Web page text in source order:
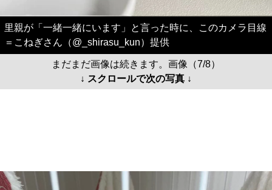
里親が「一緒一緒にいます」と言った時に、このカメラ目線
＝こねぎさん（@_shirasu_kun）提供
まだまだ画像は続きます。画像（7/8）
↓ スクロールで次の写真 ↓